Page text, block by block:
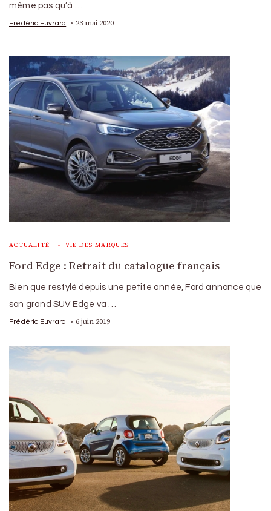
même pas qu’à …
Frédéric Euvrard 23 mai 2020
ACTUALITÉ VIE DES MARQUES
Ford Edge : Retrait du catalogue français
Bien que restylé depuis une petite année, Ford annonce que
son grand SUV Edge va …
Frédéric Euvrard 6 juin 2019